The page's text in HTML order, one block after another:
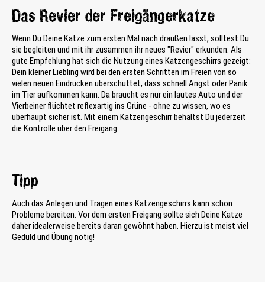
Das Revier der Freigängerkatze
Wenn Du Deine Katze zum ersten Mal nach draußen lässt, solltest Du
sie begleiten und mit ihr zusammen ihr neues "Revier" erkunden. Als
gute Empfehlung hat sich die Nutzung eines Katzengeschirrs gezeigt:
Dein kleiner Liebling wird bei den ersten Schritten im Freien von so
vielen neuen Eindrücken überschüttet, dass schnell Angst oder Panik
im Tier aufkommen kann. Da braucht es nur ein lautes Auto und der
Vierbeiner flüchtet reflexartig ins Grüne - ohne zu wissen, wo es
überhaupt sicher ist. Mit einem Katzengeschirr behältst Du jederzeit
die Kontrolle über den Freigang.
Tipp
Auch das Anlegen und Tragen eines Katzengeschirrs kann schon
Probleme bereiten. Vor dem ersten Freigang sollte sich Deine Katze
daher idealerweise bereits daran gewöhnt haben. Hierzu ist meist viel
Geduld und Übung nötig!